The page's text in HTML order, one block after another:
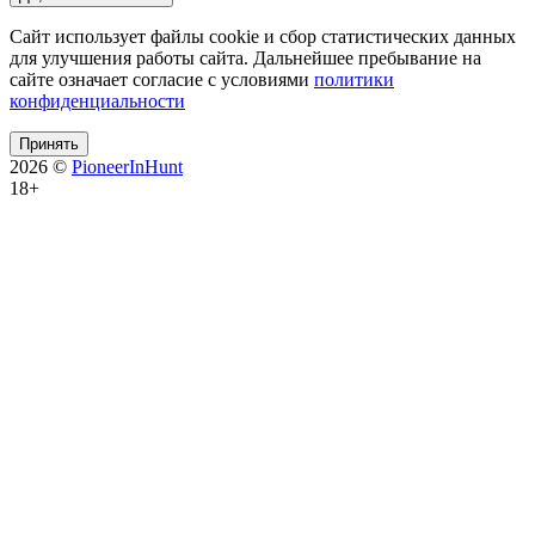
Сайт использует файлы cookie и сбор статистических данных
для улучшения работы сайта. Дальнейшее пребывание на
сайте означает согласие с условиями политики
конфиденциальности
Принять
2026 © PioneerInHunt
18+